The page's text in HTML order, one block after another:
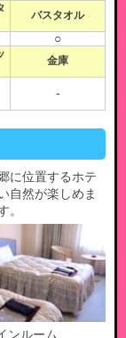
バスタオル
○
金庫
-
に位置するホテ
自然が楽しめま
。
ンルーム